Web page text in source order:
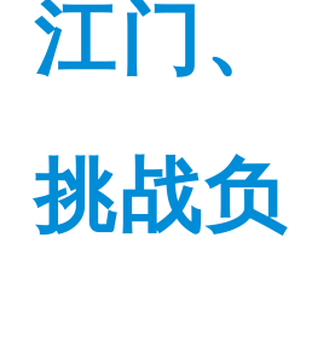
门、
挑战负